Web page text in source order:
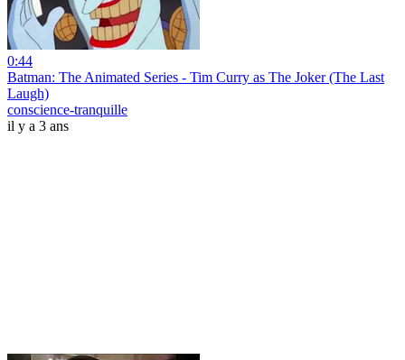
0:44
Batman: The Animated Series - Tim Curry as The Joker (The Last
Laugh)
conscience-tranquille
il y a 3 ans